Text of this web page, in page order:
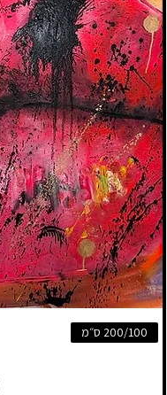
200/100 ס״מ